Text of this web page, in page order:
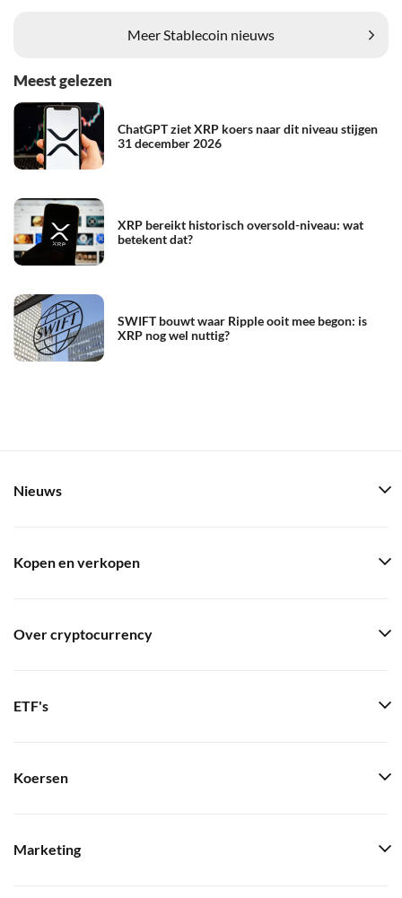
Meer Stablecoin nieuws
Meest gelezen
ChatGPT ziet XRP koers naar dit niveau stijgen
31 december 2026
XRP bereikt historisch oversold-niveau: wat
betekent dat?
SWIFT bouwt waar Ripple ooit mee begon: is
XRP nog wel nuttig?
Nieuws
Kopen en verkopen
Over cryptocurrency
ETF's
Koersen
Marketing